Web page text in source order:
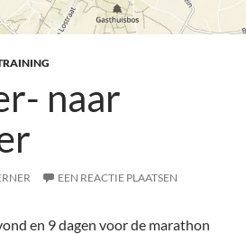
naar
EEN REACTIE PLAATSEN
en 9 dagen voor de marathon